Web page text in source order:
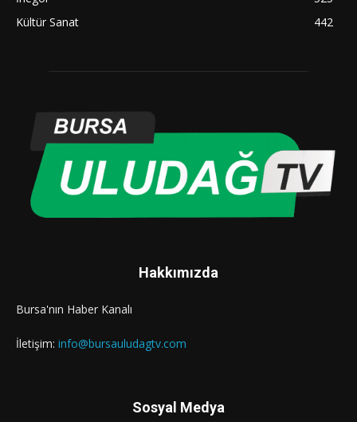
Kültür Sanat
442
Hakkımızda
Bursa'nın Haber Kanalı
İletişim: info@bursauludagtv.com
Sosyal Medya